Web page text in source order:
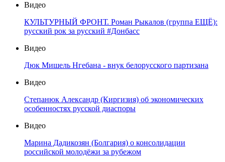
Видео
КУЛЬТУРНЫЙ ФРОНТ. Роман Рыкалов (группа ЕЩЁ):
русский рок за русский #Донбасс
Видео
Дюк Мишель Нгебана - внук белорусского партизана
Видео
Степанюк Александр (Киргизия) об экономических
особенностях русской диаспоры
Видео
Марина Дадикозян (Болгария) о консолидации
российской молодёжи за рубежом